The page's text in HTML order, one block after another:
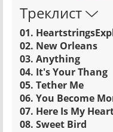
Треклист
01.
02. New Orleans
03. Anything
04. It's Your Thang
05. Tether Me
06. You Become
07. Here Is My
08. Sweet Bird